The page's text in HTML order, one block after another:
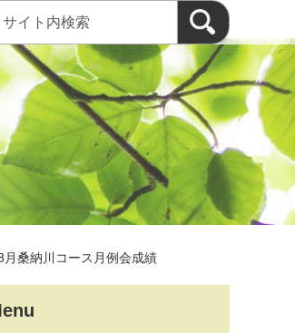
月桑納川コース月例会成績